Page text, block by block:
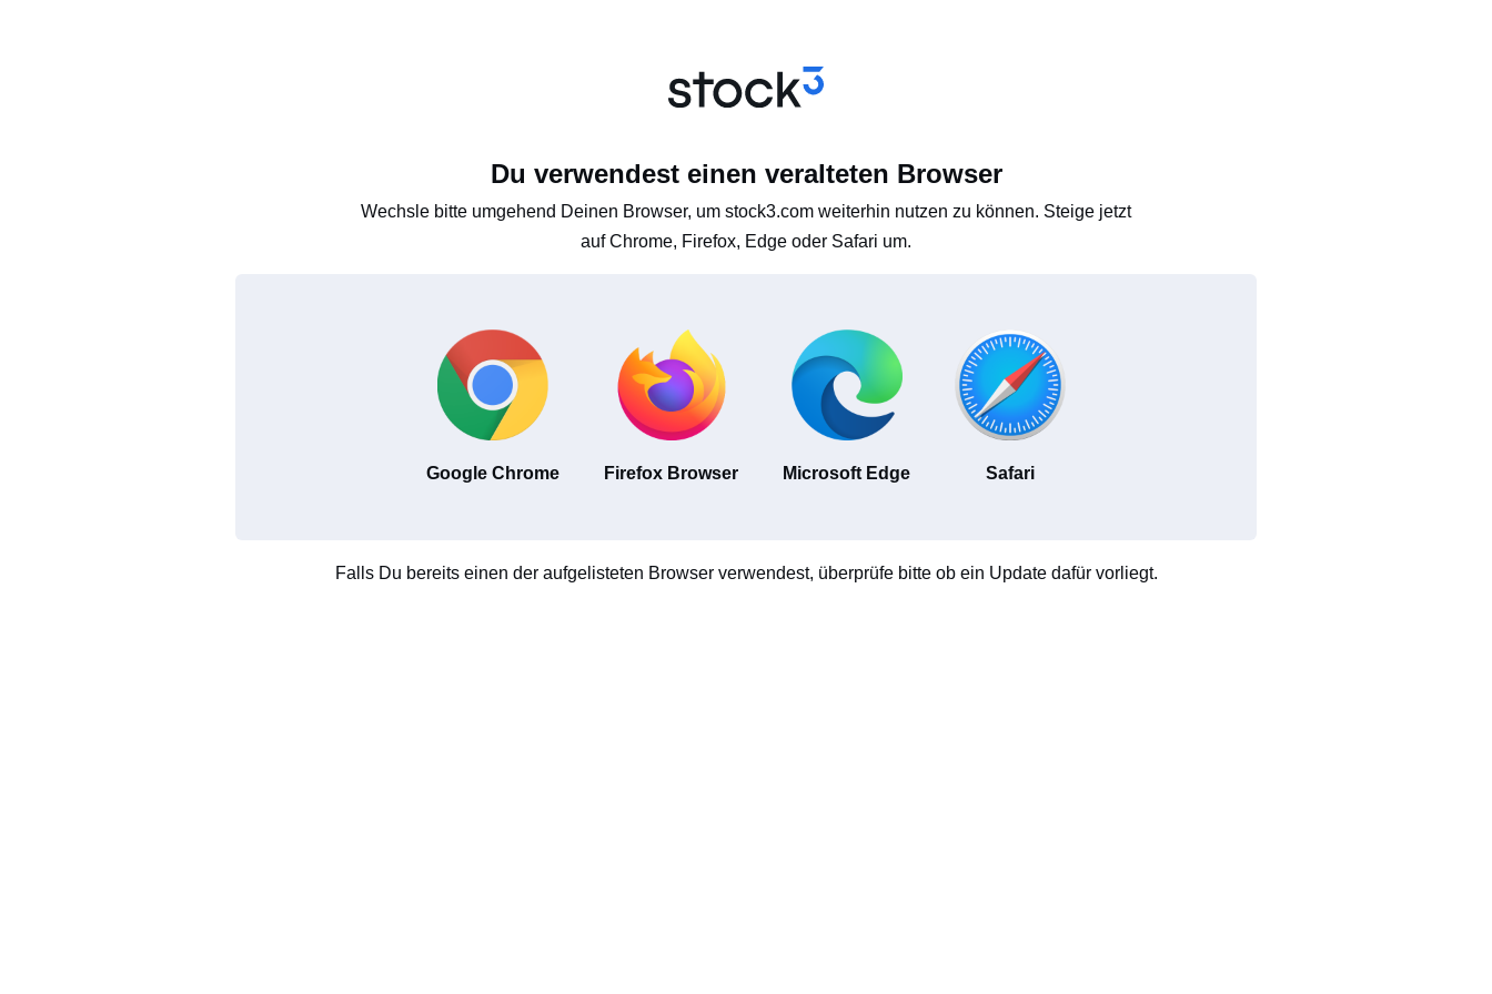
Du verwendest einen veralteten Browser
Wechsle bitte umgehend Deinen Browser, um stock3.com weiterhin nutzen zu können. Steige jetzt
auf Chrome, Firefox, Edge oder Safari um.
Google Chrome Firefox Browser Microsoft Edge Safari
Falls Du bereits einen der aufgelisteten Browser verwendest, überprüfe bitte ob ein Update dafür vorliegt.